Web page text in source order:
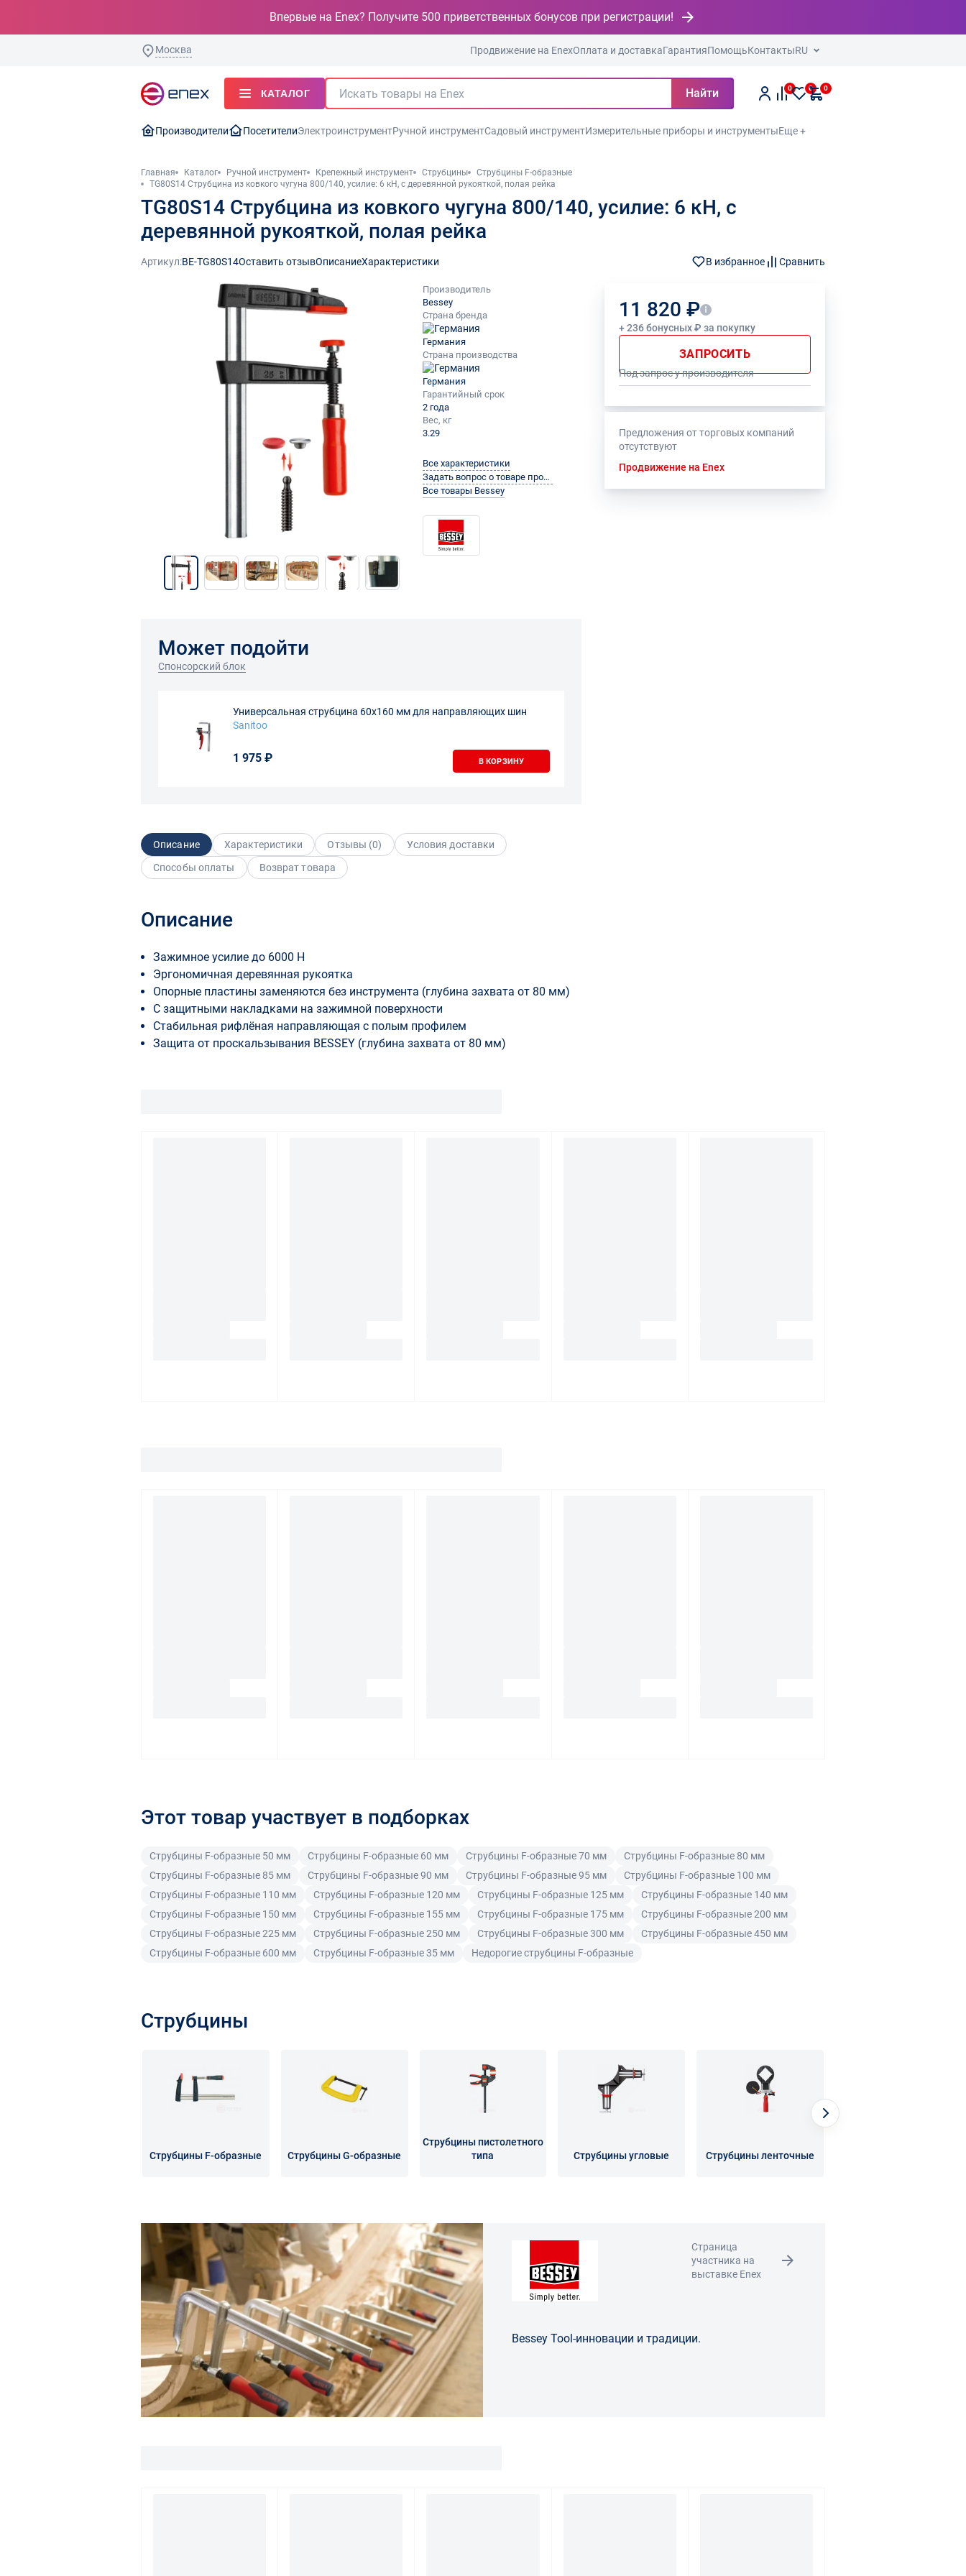
Впервые на Enex? Получите 500 приветственных бонусов при регистрации!
Москва Продвижение на EnexОплата и доставкаГарантияПомощьКонтактыRU
КАТАЛОГ Найти 0 0 0
Производители ПосетителиЭлектроинструментРучной инструментСадовый инструментИзмерительные приборы и инструментыЕще +
Главная Каталог Ручной инструмент Крепежный инструмент Струбцины
Струбцины F-образные
TG80S14 Струбцина из ковкого чугуна 800/140, усилие: 6 кН, с деревянной рукояткой, полая рейка
TG80S14 Струбцина из ковкого чугуна 800/140, усилие: 6 кН, с
деревянной рукояткой, полая рейка
Артикул:BE-TG80S14Оставить отзывОписаниеХарактеристики В избранное Сравнить
Производитель
Bessey
Страна бренда
Германия
Страна производства
Германия
Гарантийный срок
2 года
Вес, кг
3.29
Все характеристики
Задать вопрос о товаре производителю
Все товары Bessey
11 820 ₽
+ 236 бонусных ₽ за покупку
ЗАПРОСИТЬ
Под запрос у производителя
Предложения от торговых компаний
отсутствуют
Продвижение на Enex
Может подойти
Спонсорский блок
Универсальная струбцина 60х160 мм для направляющих шин
Sanitoo
1 975 ₽ В КОРЗИНУ
Описание Характеристики Отзывы (0)
Условия доставки
Способы оплаты
Возврат товара
Описание
Зажимное усилие до 6000 Н
Эргономичная деревянная рукоятка
Опорные пластины заменяются без инструмента (глубина захвата от 80 мм)
С защитными накладками на зажимной поверхности
Стабильная рифлёная направляющая с полым профилем
Защита от проскальзывания BESSEY (глубина захвата от 80 мм)
Этот товар участвует в подборках
Струбцины F-образные 50 мм Струбцины F-образные 60 мм Струбцины F-образные 70 мм
Струбцины F-образные 80 мм
Струбцины F-образные 85 мм
Струбцины F-образные 90 мм Струбцины F-образные 95 мм
Струбцины F-образные 100 мм
Струбцины F-образные 110 мм
Струбцины F-образные 120 мм Струбцины F-образные 125 мм
Струбцины F-образные 140 мм
Струбцины F-образные 150 мм
Струбцины F-образные 155 мм Струбцины F-образные 175 мм
Струбцины F-образные 200 мм
Струбцины F-образные 225 мм
Струбцины F-образные 250 мм Струбцины F-образные 300 мм
Струбцины F-образные 450 мм
Струбцины F-образные 600 мм
Струбцины F-образные 35 мм Недорогие струбцины F-образные
Струбцины
Струбцины F-образные Струбцины G-образные
Струбцины пистолетного
типа
Струбцины угловые Струбцины ленточные
Страница
участника на
выставке Enex
Bessey Tool-инновации и традиции.